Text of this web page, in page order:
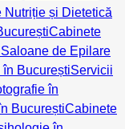
Nutriție și Dietetică
Cabinete
Saloane de Epilare
BucureștiServicii
în
BucureștiCabinete